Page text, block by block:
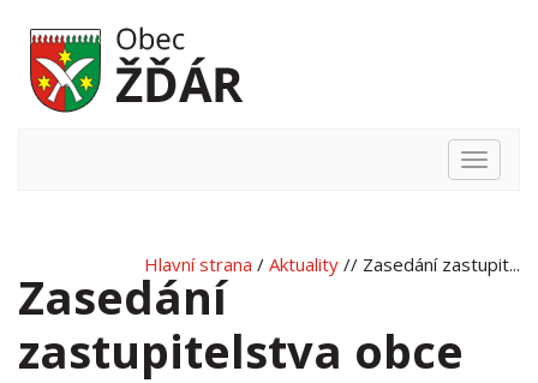
Hlavní
Hlavní strana / Aktuality // Zasedání zastupit...
Zasedání
zastupitelstva obce